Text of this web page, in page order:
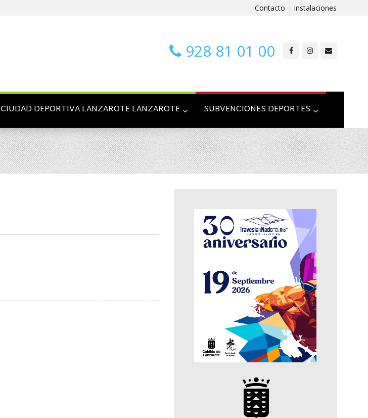
Contacto Instalaciones
928 81 01 00
CIUDAD DEPORTIVA LANZAROTE LANZAROTE SUBVENCIONES DEPORTES